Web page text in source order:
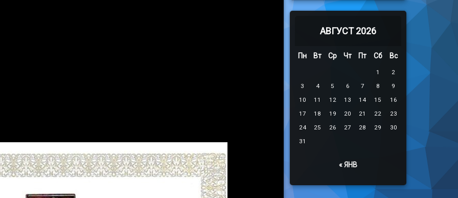
АВГУСТ 2026
Пн Вт Ср Чт Пт Сб Вс
1
2
3
4 5 6 7 8
9
10
11 12 13 14 15
16
17
18 19 20 21 22
23
24
25 26 27 28 29
30
31
« ЯНВ